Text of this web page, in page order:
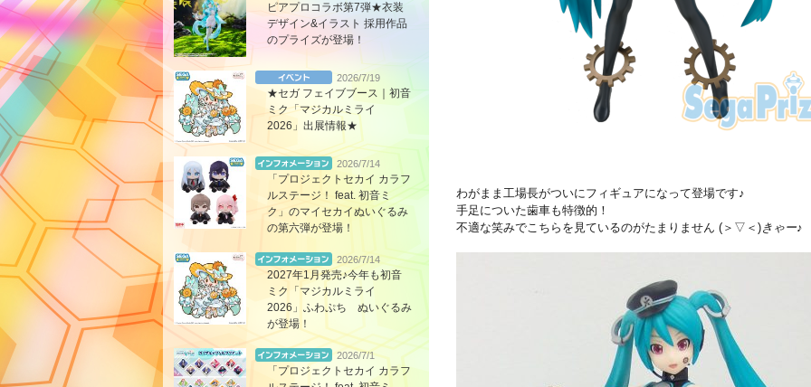
わがまま工場長がついにフィギュアになって登場です♪
手足についた歯車も特徴的！
不適な笑みでこちらを見ているのがたまりません (＞▽＜)きゃー♪
ピアプロコラボ第7弾★衣装
デザイン&イラスト 採用作品
のプライズが登場！
2026/7/19
★セガ フェイブブース｜初音
ミク「マジカルミライ
2026」出展情報★
2026/7/14
「プロジェクトセカイ カラフ
ルステージ！ feat. 初音ミ
ク」のマイセカイぬいぐるみ
の第六弾が登場！
2026/7/14
2027年1月発売♪今年も初音
ミク「マジカルミライ
2026」ふわぷち ぬいぐるみ
が登場！
2026/7/1
「プロジェクトセカイ カラフ